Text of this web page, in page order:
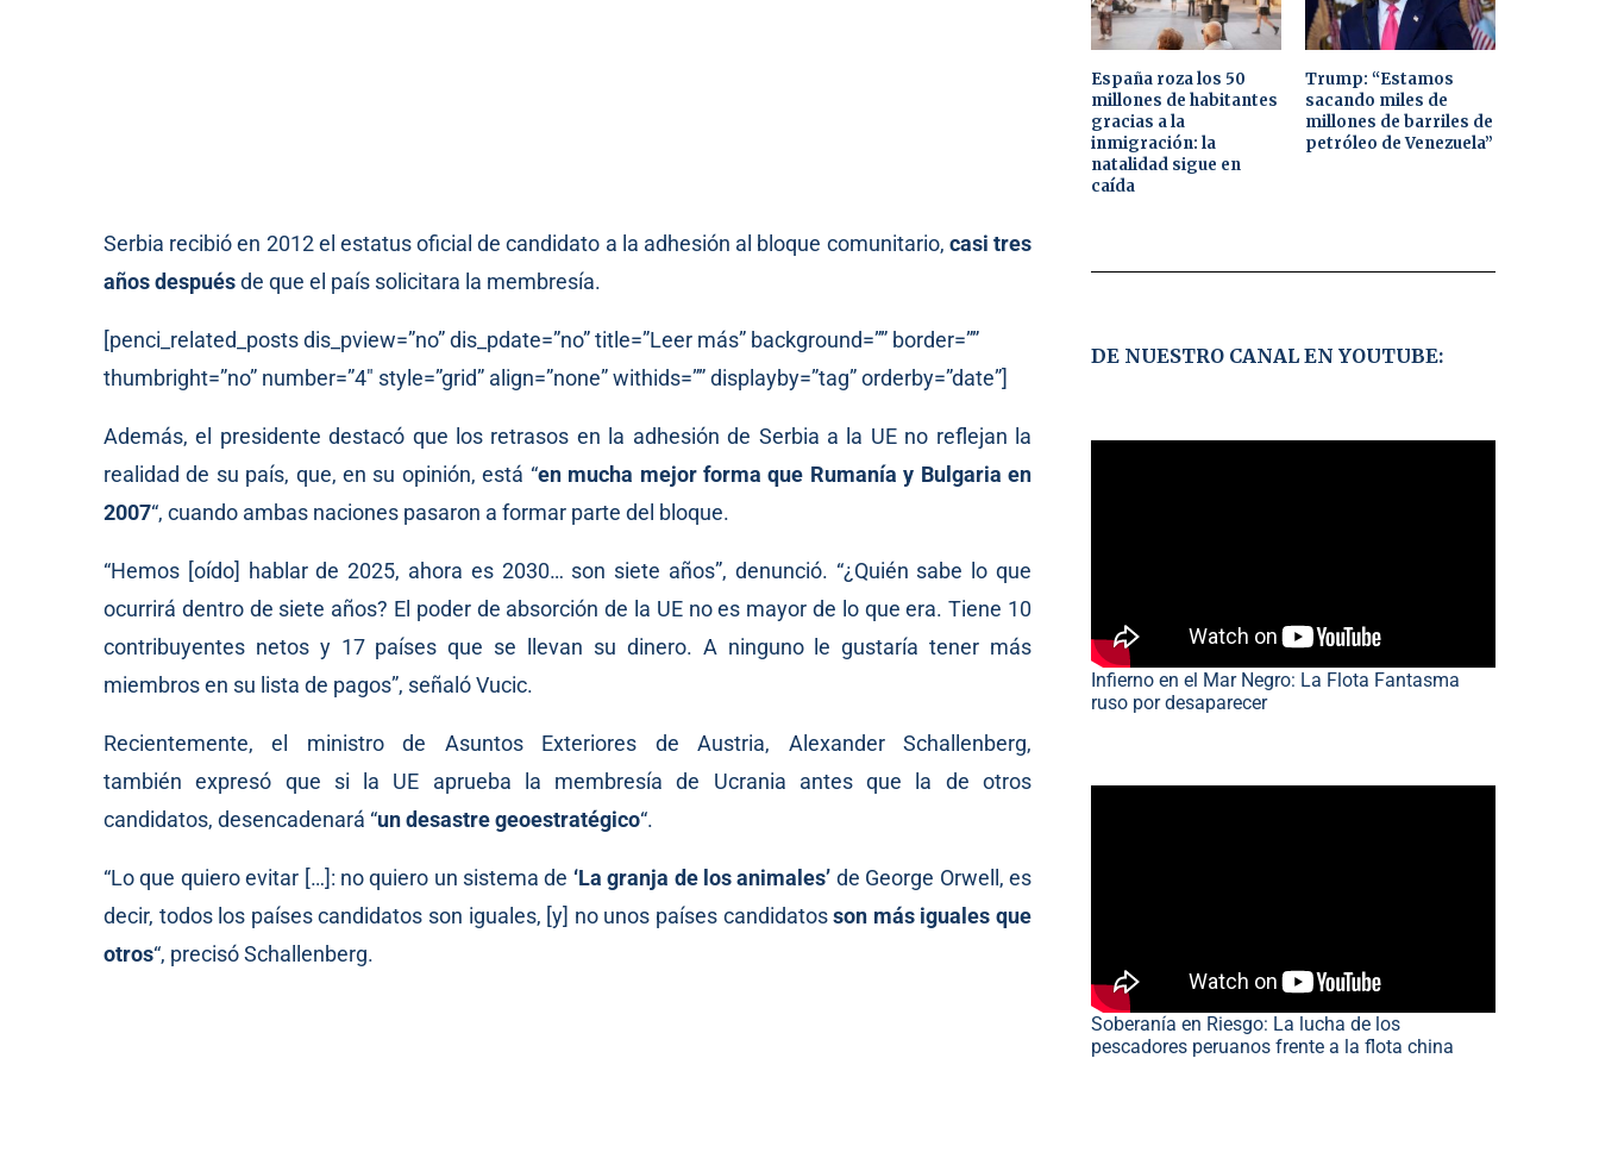
Serbia recibió en 2012 el estatus oficial de candidato a la adhesión al bloque comunitario, casi tres
años despuésde que el país solicitara la membresía.
[penci_related_posts dis_pview=”no” dis_pdate=”no” title=”Leer más” background=”” border=””
thumbright=”no” number=”4″ style=”grid” align=”none” withids=”” displayby=”tag” orderby=”date”]
Además, el presidente destacó que los retrasos en la adhesión de Serbia a la UE no reflejan la
realidad de su país, que, en su opinión, está “en mucha mejor forma que Rumanía y Bulgaria en
2007“, cuando ambas naciones pasaron a formar parte del bloque.
“Hemos [oído] hablar de 2025, ahora es 2030… son siete años”, denunció. “¿Quién sabe lo que
ocurrirá dentro de siete años? El poder de absorción de la UE no es mayor de lo que era. Tiene 10
contribuyentes netos y 17 países que se llevan su dinero. A ninguno le gustaría tener más
miembros en su lista de pagos”, señaló Vucic.
Recientemente, el ministro de Asuntos Exteriores de Austria, Alexander Schallenberg,
tambiénexpresó que si la UE aprueba la membresía de Ucrania antes que la de otros
candidatos, desencadenará “un desastre geoestratégico“.
“Lo que quiero evitar […]: no quiero un sistema de ‘La granja de los animales’ de George Orwell, es
decir, todos los países candidatos son iguales, [y] no unos países candidatosson más iguales que
otros“, precisó Schallenberg.
España roza los 50
millones de habitantes
gracias a la
inmigración: la
natalidad sigue en
caída
Trump: “Estamos
sacando miles de
millones de barriles de
petróleo de Venezuela”
DE NUESTRO CANAL EN YOUTUBE:
Infierno en el Mar Negro: La Flota Fantasma
ruso por desaparecer
Soberanía en Riesgo: La lucha de los
pescadores peruanos frente a la flota china